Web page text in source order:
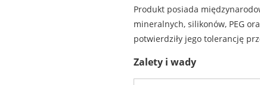
Produkt posiada
mineralnych, silikonów, PEG
potwierdziły jego tolerancję
Zalety i wady